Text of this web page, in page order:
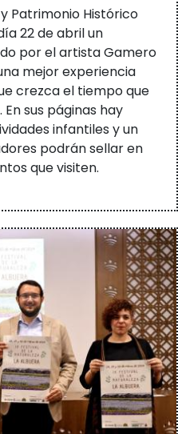
Patrimonio Histórico
22 de abril un
por el artista Gamero
mejor experiencia
crezca el tiempo que
sus páginas hay
infantiles y un
podrán sellar en
que visiten.